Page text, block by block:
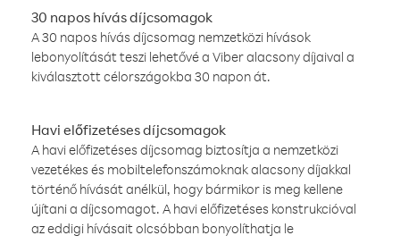
30 napos hívás díjcsomagok
A 30 napos hívás díjcsomag nemzetközi hívások
lebonyolítását teszi lehetővé a Viber alacsony díjaival a
kiválasztott célországokba 30 napon át.
Havi előfizetéses díjcsomagok
A havi előfizetéses díjcsomag biztosítja a nemzetközi
vezetékes és mobiltelefonszámoknak alacsony díjakkal
történő hívását anélkül, hogy bármikor is meg kellene
újítani a díjcsomagot. A havi előfizetéses konstrukcióval
az eddigi hívásait olcsóbban bonyolíthatja le